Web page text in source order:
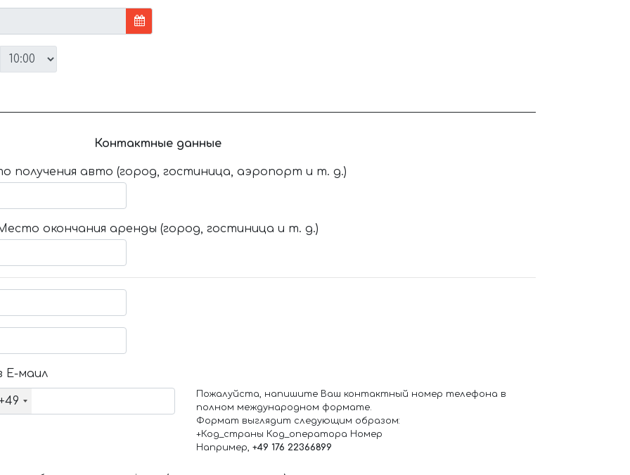
Контактные данные
получения авто (город, гостиница, аэропорт и т. д.)
окончания аренды (город, гостиница и т. д.)
Е-маил
Пожалуйста, напишите Ваш контактный номер телефона в
полном международном формате.
Формат выглядит следующим образом:
+Код_страны Код_оператора Номер
Например, +49 176 22366899